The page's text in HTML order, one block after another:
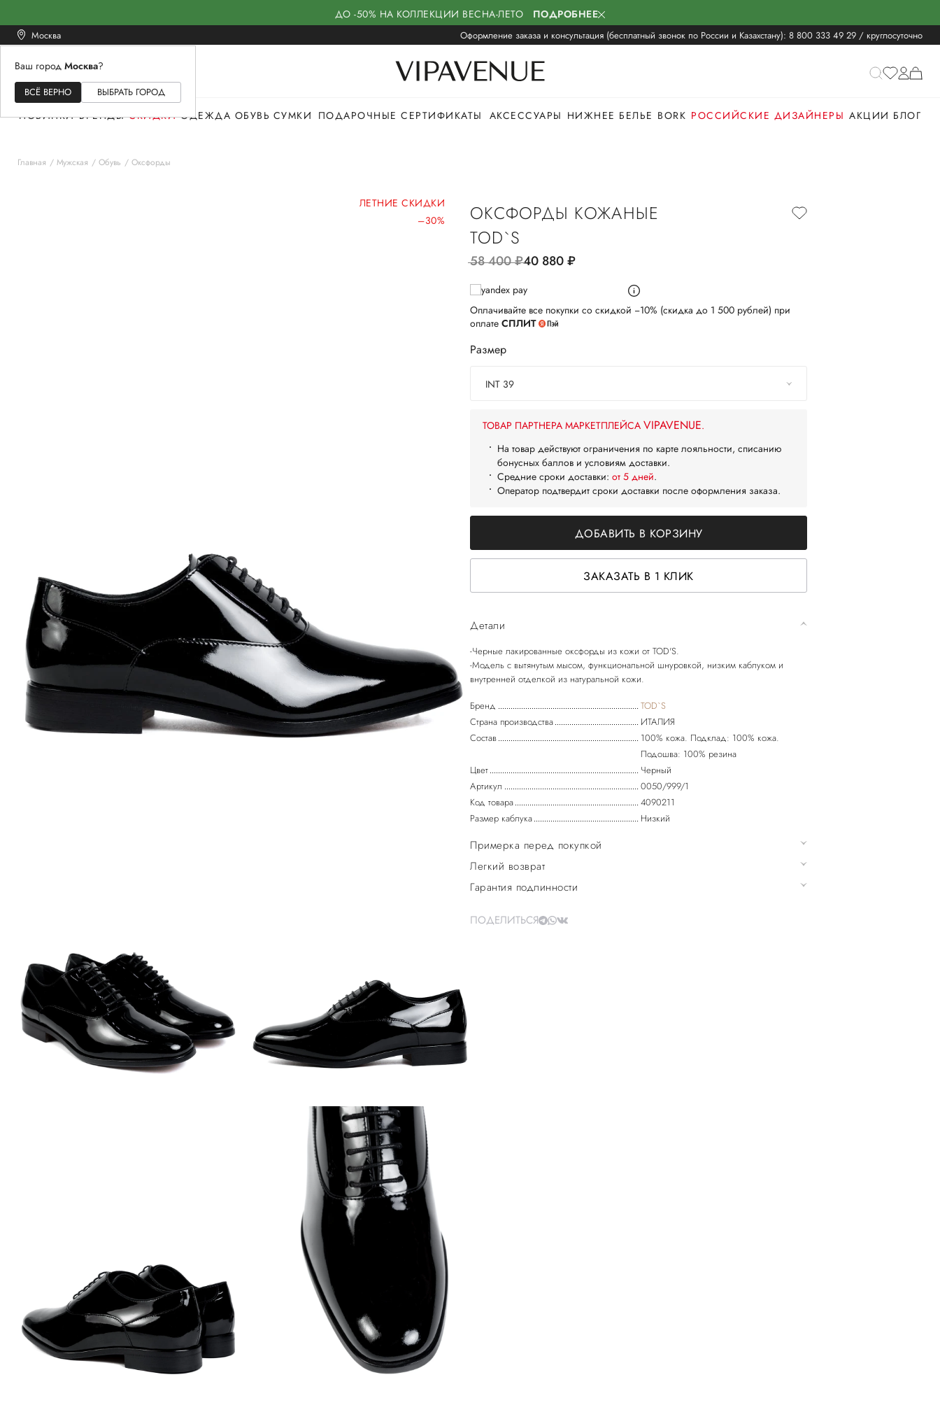
ДО -50% НА КОЛЛЕКЦИИ ВЕСНА-ЛЕТО ПОДРОБНЕЕ
Москва Оформление заказа и консультация (бесплатный звонок по России и Казахстану): 8 800 333 49 29 / круглосуточно
Ваш город Москва?
ВСЁ ВЕРНО ВЫБРАТЬ ГОРОД
ЖЕНСКОЕМУЖСКОЕ
НОВИНКИ БРЕНДЫ СКИДКИ ОДЕЖДА ОБУВЬ СУМКИ ПОДАРОЧНЫЕ СЕРТИФИКАТЫ АКСЕССУАРЫ НИЖНЕЕ БЕЛЬЕ BORK РОССИЙСКИЕ ДИЗАЙНЕРЫ АКЦИИ БЛОГ
Главная Мужская Обувь Оксфорды
ЛЕТНИЕ СКИДКИ
–30%
ОКСФОРДЫ КОЖАНЫЕ
TOD`S
58 400руб.40 880руб.
Оплачивайте все покупки со скидкой −10% (скидка до 1 500 рублей) при
оплате СПЛИТ
Размер
INT 39
ТОВАР ПАРТНЕРА МАРКЕТПЛЕЙСА VIPAVENUE.
На товар действуют ограничения по карте лояльности, списанию
бонусных баллов и условиям доставки.
Средние сроки доставки: от 5 дней.
Оператор подтвердит сроки доставки после оформления заказа.
ДОБАВИТЬ В КОРЗИНУ
ЗАКАЗАТЬ В 1 КЛИК
Детали
-Черные лакированные оксфорды из кожи от TOD'S.
-Модель с вытянутым мысом, функциональной шнуровкой, низким каблуком и
Бренд
TOD`S
Страна производства
ИТАЛИЯ
Состав
100% кожа. Подклад: 100% кожа.
Подошва: 100% резина
Цвет
Черный
Артикул
0050/999/1
Код товара
4090211
Размер каблука
Низкий
Примерка перед покупкой
Легкий возврат
Гарантия подлинности
ПОДЕЛИТЬСЯ